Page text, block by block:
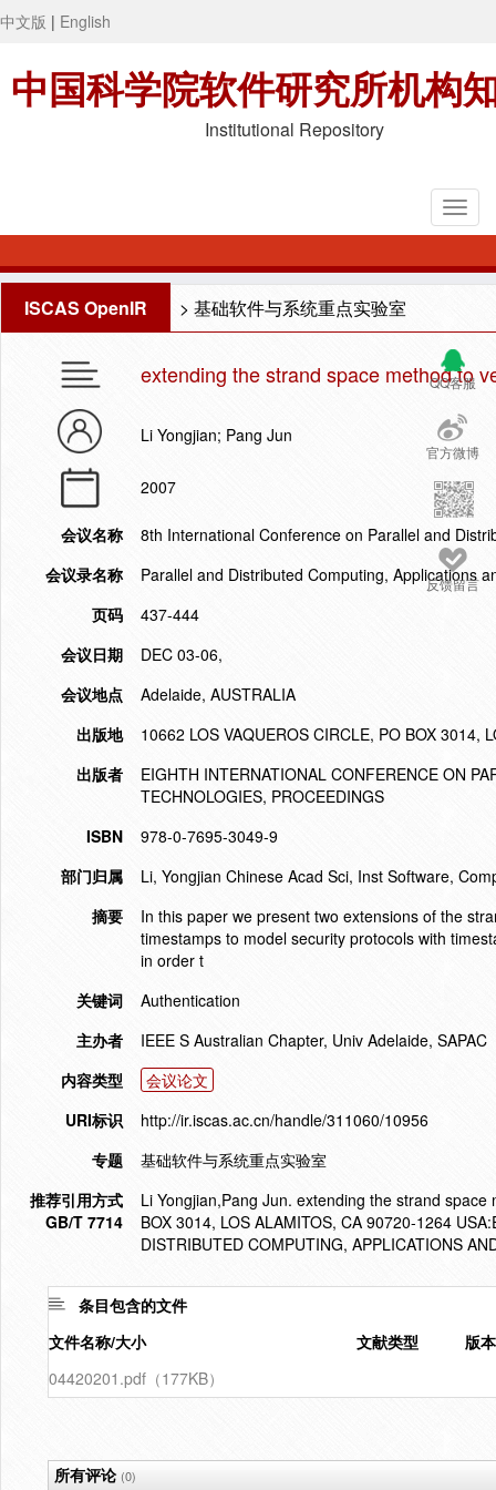
中文版 | English
中国科学院软件研究所机构
Institutional Repository
ISCAS OpenIR > 基础软件与系统重点实验室
QQ客服
官方微博
反馈留言
extending the strand space method to
Li Yongjian; Pang Jun
2007
会议名称
8th International Conference on Parallel and
会议录名称
Parallel and Distributed Computing, Applications
页码
437-444
会议日期
DEC 03-06,
会议地点
Adelaide, AUSTRALIA
出版地
10662 LOS VAQUEROS CIRCLE, PO BOX 3014,
出版者
EIGHTH INTERNATIONAL CONFERENCE ON
TECHNOLOGIES, PROCEEDINGS
ISBN
978-0-7695-3049-9
部门归属
Li, Yongjian Chinese Acad Sci, Inst Software,
摘要
In this paper we present two extensions of the
timestamps to model security protocols with
in order t
关键词
Authentication
主办者
IEEE S Australian Chapter, Univ Adelaide, SAPAC
内容类型
会议论文
URI标识
http://ir.iscas.ac.cn/handle/311060/10956
专题
基础软件与系统重点实验室
推荐引用方式
GB/T 7714
Li Yongjian,Pang Jun. extending the strand
BOX 3014, LOS ALAMITOS, CA 90720-1264
DISTRIBUTED COMPUTING, APPLICATIONS
条目包含的文件
文件名称/大小
文献类型
版
04420201.pdf（177KB）
所有评论(0)